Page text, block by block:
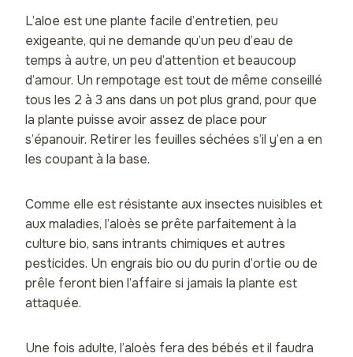
L’aloe est une plante facile d’entretien, peu
exigeante, qui ne demande qu’un peu d’eau de
temps à autre, un peu d’attention et beaucoup
d’amour. Un rempotage est tout de même conseillé
tous les 2 à 3 ans dans un pot plus grand, pour que
la plante puisse avoir assez de place pour
s’épanouir. Retirer les feuilles séchées s’il y’en a en
les coupant à la base.
Comme elle est résistante aux insectes nuisibles et
aux maladies, l’aloès se prête parfaitement à la
culture bio, sans intrants chimiques et autres
pesticides. Un engrais bio ou du purin d’ortie ou de
prêle feront bien l’affaire si jamais la plante est
attaquée.
Une fois adulte, l’aloès fera des bébés et il faudra